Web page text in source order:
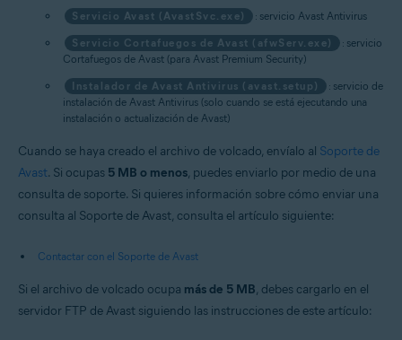
Servicio Avast (AvastSvc.exe)
: servicio Avast Antivirus
Servicio Cortafuegos de Avast (afwServ.exe)
: servicio
Cortafuegos de Avast (para Avast Premium Security)
Instalador de Avast Antivirus (avast.setup)
: servicio de
instalación de Avast Antivirus (solo cuando se está ejecutando una
instalación o actualización de Avast)
Cuando se haya creado el archivo de volcado, envíalo al Soporte de
Avast. Si ocupas 5 MB o menos, puedes enviarlo por medio de una
consulta de soporte. Si quieres información sobre cómo enviar una
consulta al Soporte de Avast, consulta el artículo siguiente:
Contactar con el Soporte de Avast
Si el archivo de volcado ocupa más de 5 MB, debes cargarlo en el
servidor FTP de Avast siguiendo las instrucciones de este artículo: